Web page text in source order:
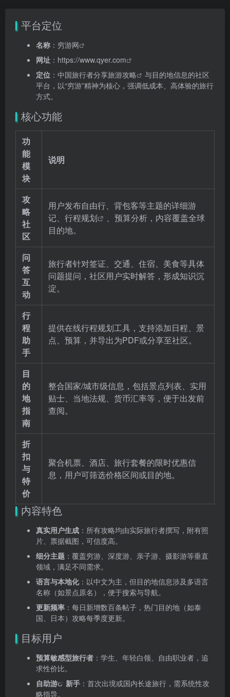
平台定位
名称 ： 穷游网
网址 ： https://www.qyer.com
定位 ：中国旅行者分享旅游攻略
与目的地信息的社区
平台，以“穷游”精神为核心，强调低成本、高体验的旅行
方式。
核心功能
功
能
模
块
说明
攻
略
社
区
用户发布自由行、背包客等主题的详细游
记、 行程规划
、预算分析，内容覆盖全球
目的地。
问
答
互
动
旅行者针对签证、交通、住宿、美食等具体
问题提问，社区用户实时解答，形成知识沉
淀。
行
程
助
手
提供在线行程规划工具，支持添加日程、景
点、预算，并导出为PDF或分享至社区。
目
的
地
指
南
整合国家/城市级信息，包括景点列表、实用
贴士、当地法规、货币汇率等，便于出发前
查阅。
折
扣
与
特
价
聚合机票、酒店、旅行套餐的限时优惠信
息，用户可筛选价格区间或目的地。
内容特色
真实用户生成 ：所有攻略均由实际旅行者撰写，附有照
片、票据截图，可信度高。
细分主题 ：覆盖穷游、深度游、亲子游、摄影游等垂直
领域，满足不同需求。
语言与本地化：以中文为主，但目的地信息涉及多语言
名称（如景点原名），便于搜索与导航。
更新频率 ：每日新增数百条帖子，热门目的地（如泰
国、日本）攻略每季度更新。
目标用户
预算敏感型旅行者 ：学生、年轻白领、自由职业者，追
求性价比。
自助游
新手 ：首次出境或国内长途旅行，需系统性攻
略指导。